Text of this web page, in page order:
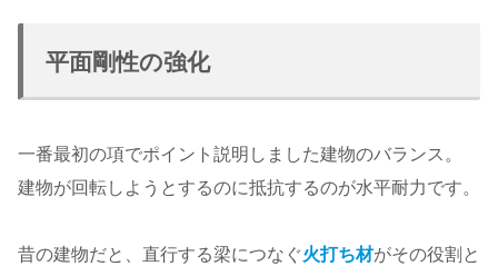
平面剛性の強化
一番最初の項でポイント説明しました建物のバランス。
建物が回転しようとするのに抵抗するのが水平耐力です。
昔の建物だと、直行する梁につなぐ火打ち材がその役割と